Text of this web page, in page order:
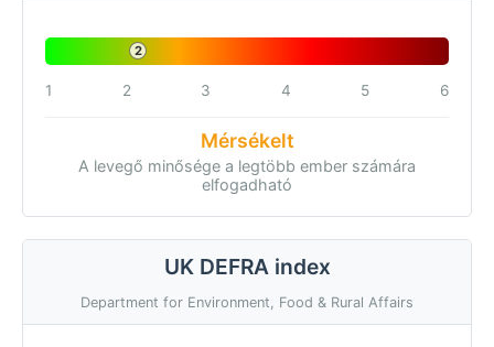
2
1 2 3 4 5 6
Mérsékelt
A levegő minősége a legtöbb ember számára
elfogadható
UK DEFRA index
Department for Environment, Food & Rural Affairs